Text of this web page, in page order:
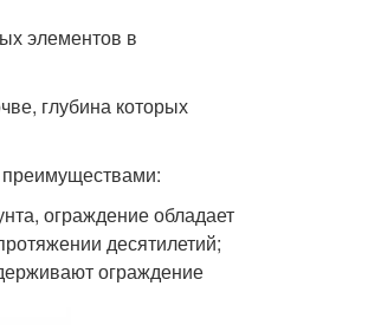
элементов в
глубина которых
ограждение обладает
десятилетий;
ограждение